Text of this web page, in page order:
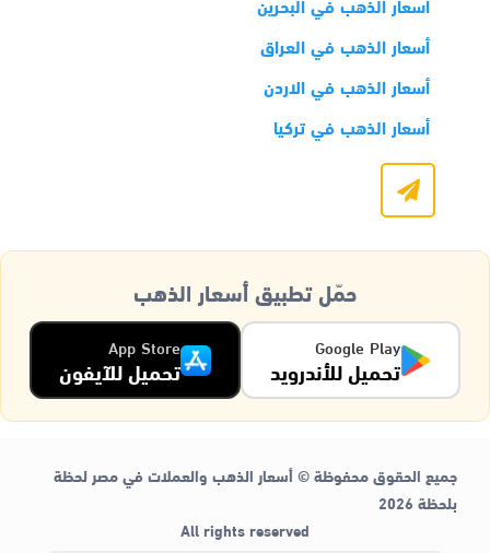
أسعار الذهب في العراق
أسعار الذهب في الاردن
أسعار الذهب في تركيا
حمّل تطبيق أسعار الذهب
Google Play
تحميل للأندرويد
App Store
تحميل للآيفون
جميع الحقوق محفوظة © أسعار الذهب والعملات في مصر لحظة
بلحظة 2026
All rights reserved